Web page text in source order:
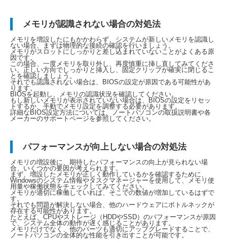
メモリが認識されない場合の対処法
メモリを増設したにもかかわらず、システムが新しいメモリを認識し
ない場合、まずは物理的な接続の確認を行いましょう。
メモリがスロットにしっかりと差し込まれていないことがよくある原
因です。
この場合、一度メモリを取り外し、再度慎重に挿し直してみてくださ
い。正しい方向でしっかりと挿入し、固定クリップが確実に閉じるこ
とを確認しましょう。
それでも認識されない場合は、BIOSの設定が原因である可能性があ
ります。
BIOSを起動し、メモリの認識状況を確認してください。
もし新しいメモリが表示されていない場合は、BIOSの設定をリセッ
トするか、手動でメモリ設定を調整する必要があります。
詳細なBIOS設定方法については、ノートパソコンの取扱説明書や各
メーカーのサポートページを参照してください。
パフォーマンスが向上しない場合の対処法
メモリの増設後に、期待したパフォーマンスの向上が見られない場
合、いくつかの要因が考えられます。
まず、増設したメモリが正しく動作しているかを確認するために、
Windowsのシステム情報やタスクマネージャーを使用して、メモリ使
用量や稼働状態をチェックしてみてください。
メモリが適切に稼働していれば、そこでの数値が増加しているはずで
す。
それでも問題が解決しない場合、他のハードウェアにボトルネックが
存在する可能性があります。
たとえば、CPUやストレージ（HDDやSSD）のパフォーマンスが原因
で、システム全体の動作が遅く感じることがあります。
メモリだけでなく、他のパーツも適切にアップグレードすることで、
ノートパソコンの全体的な性能を引き出すことが可能です。